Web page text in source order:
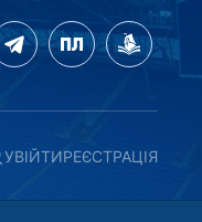
УВІЙТИРЕЄСТРАЦІЯ